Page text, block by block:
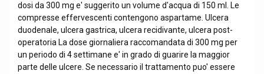
dosi da 300 mg e' suggerito un volume d'acqua di 150 ml. Le
compresse effervescenti contengono aspartame. Ulcera
duodenale, ulcera gastrica, ulcera recidivante, ulcera post-
operatoria La dose giornaliera raccomandata di 300 mg per
un periodo di 4 settimane e' in grado di guarire la maggior
parte delle ulcere. Se necessario il trattamento puo' essere